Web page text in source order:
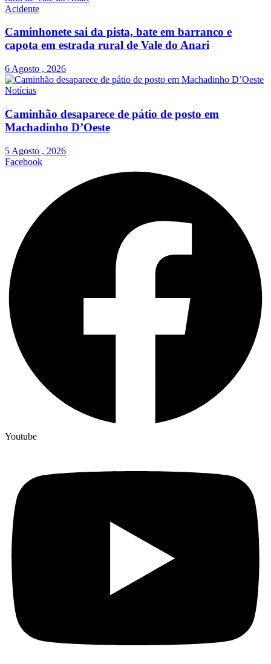
Acidente
Caminhonete sai da pista, bate em barranco e
capota em estrada rural de Vale do Anari
6 Agosto , 2026
Notícias
Caminhão desaparece de pátio de posto em
Machadinho D’Oeste
5 Agosto , 2026
Facebook
Youtube